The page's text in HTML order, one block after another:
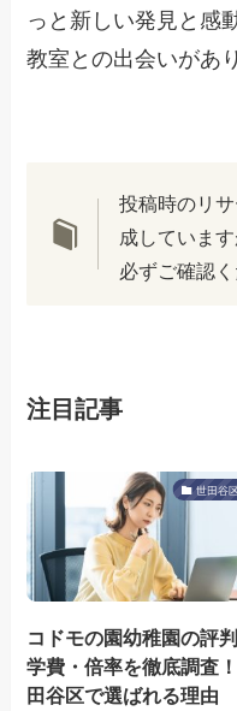
っと新しい発見と感
教室との出会いがあ
投稿時のリ
成していま
必ずご確認
注目記事
世田谷
コドモの園幼稚園の評判
学費・倍率を徹底調査
田谷区で選ばれる理由